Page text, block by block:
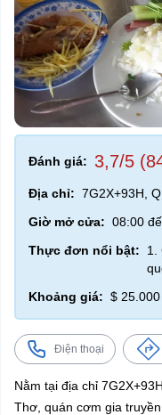
Đánh giá: 3,7/5
Địa chỉ: 7G2X+93H,
Giờ mở cửa: 08:00
Thực đơn nổi bật:
1.
Khoảng giá: $
Điện thoại
Nằm tại địa chỉ
Thơ, quán cơm gia